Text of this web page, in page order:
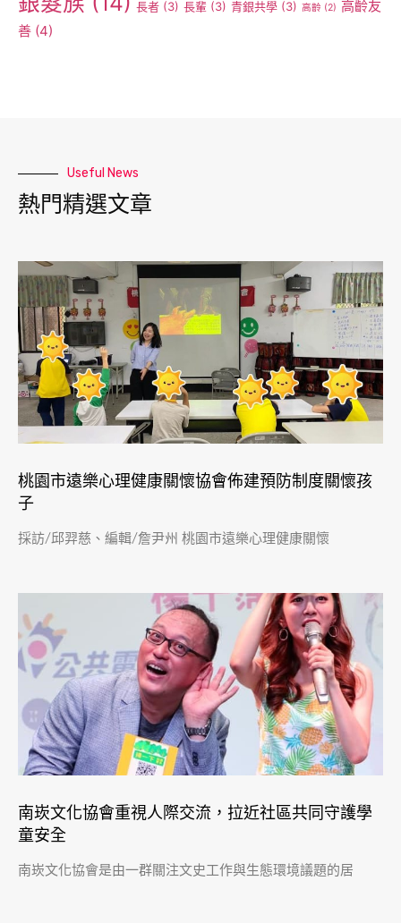
長者 (3) 長輩 (3) 青銀共學 (3) 高齡 (2) 高齡友
善 (4)
Useful News
熱門精選文章
桃園市遠樂心理健康關懷協會佈建預防制度關懷孩
子
採訪/邱羿慈、編輯/詹尹州 桃園市遠樂心理健康關懷
南崁文化協會重視人際交流，拉近社區共同守護學
童安全
南崁文化協會是由一群關注文史工作與生態環境議題的居